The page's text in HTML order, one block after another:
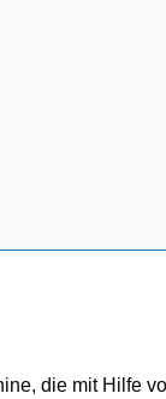
die mit Hilfe